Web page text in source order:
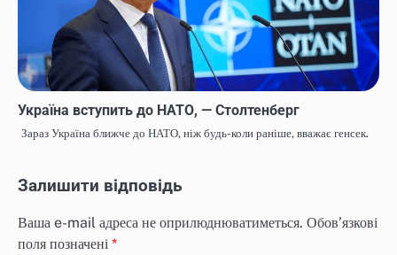
Україна вступить до НАТО, — Столтенберг
Зараз Україна ближче до НАТО, ніж будь-коли раніше, вважає генсек.
Залишити відповідь
Ваша e-mail адреса не оприлюднюватиметься. Обов’язкові
поля позначені *